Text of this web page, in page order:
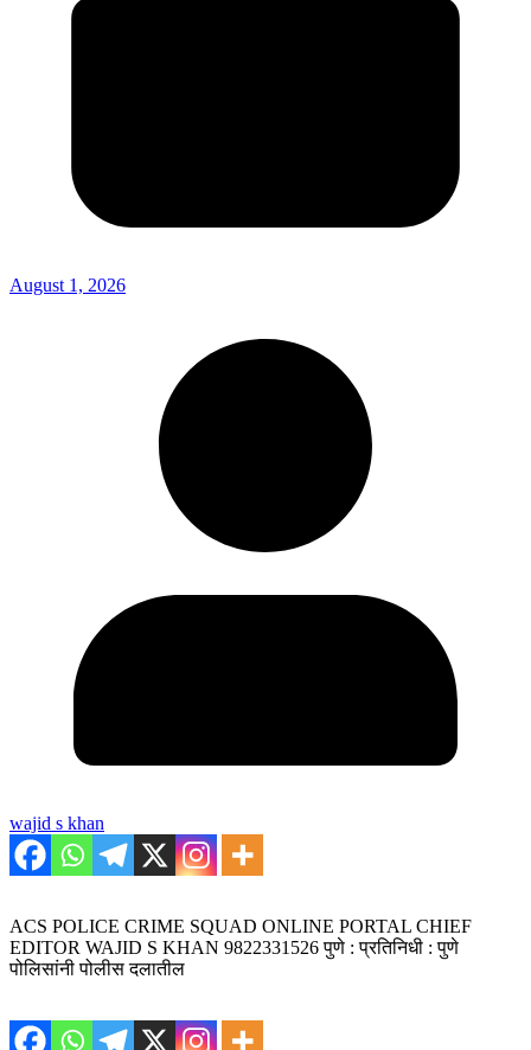
August 1, 2026
wajid s khan
ACS POLICE CRIME SQUAD ONLINE PORTAL CHIEF
EDITOR WAJID S KHAN 9822331526 पुणे : प्रतिनिधी : पुणे
पोलिसांनी पोलीस दलातील